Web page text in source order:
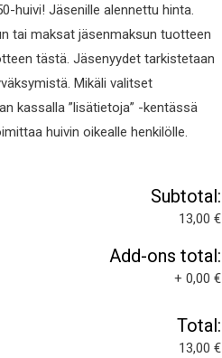
huivi! Jäsenille alennettu hinta.
tai maksat jäsenmaksun tuotteen
tästä. Jäsenyydet tarkistetaan
Mikäli valitset
kassalla ”lisätietoja” -kentässä
huivin oikealle henkilölle.
Subtotal:
13,00 €
Add-ons total:
+ 0,00 €
Total:
13,00 €